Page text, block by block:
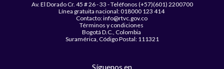
Av. El Dorado Cr. 45 # 26 - 33 - Teléfonos (+57)(601) 2200700
Línea gratuita nacional: 018000 123 414
Contacto: info@rtvc.gov.co
Términos y condiciones
Bogotá D.C., Colombia
Suramérica, Código Postal: 111321
Síguenos en